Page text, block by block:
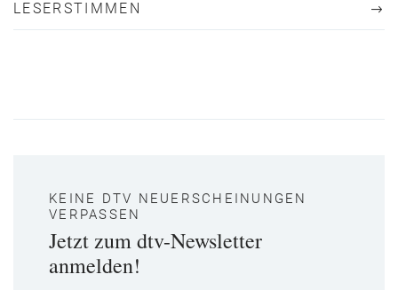
LESERSTIMMEN
KEINE DTV NEUERSCHEINUNGEN
VERPASSEN
Jetzt zum dtv-Newsletter
anmelden!